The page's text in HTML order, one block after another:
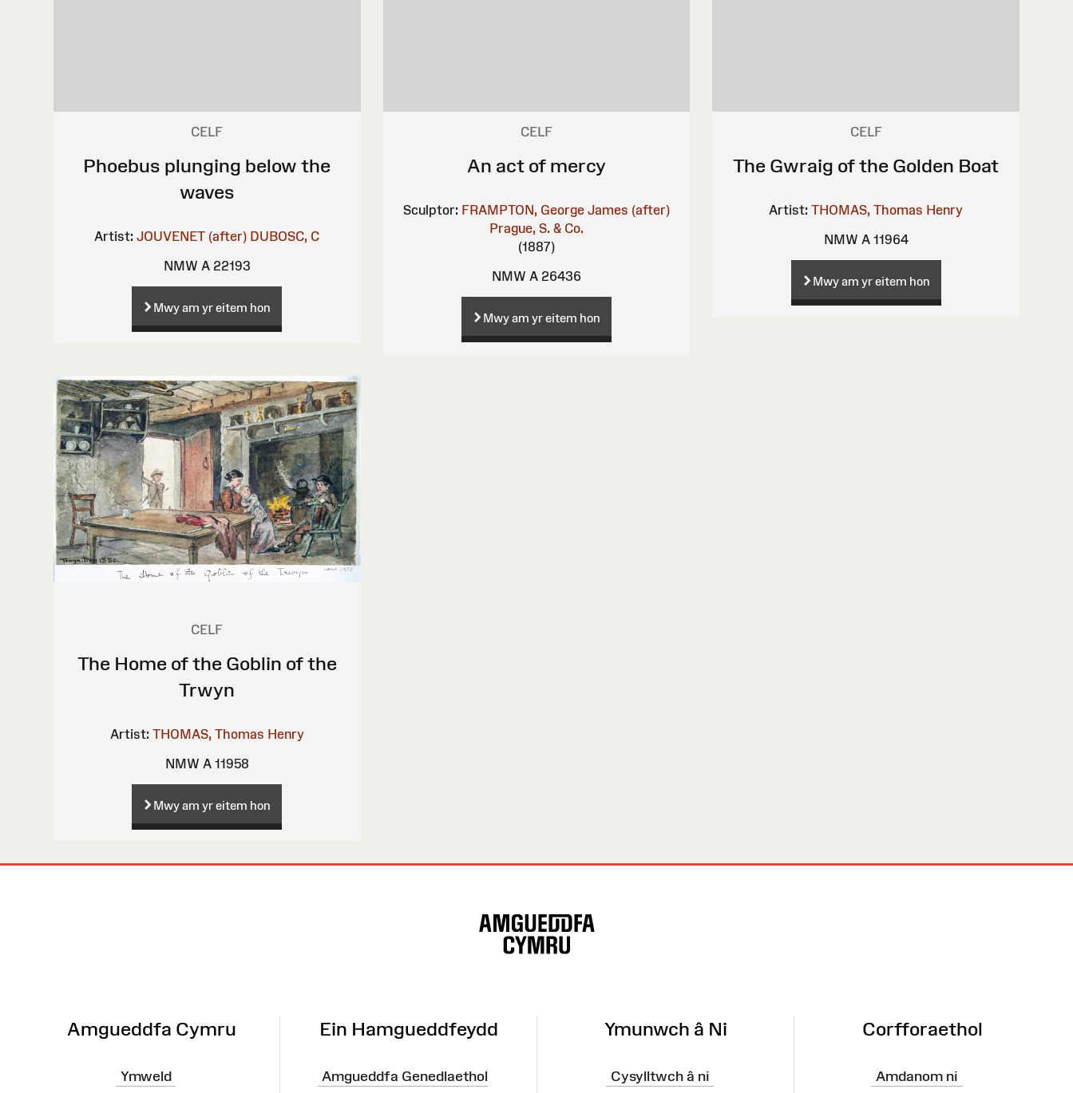
CELF
Phoebus plunging below the
waves
Artist: JOUVENET (after) DUBOSC, C
NMW A 22193
Mwy am yr eitem hon
CELF
An act of mercy
Sculptor: FRAMPTON, George James (after)
Prague, S. & Co.
(1887)
NMW A 26436
Mwy am yr eitem hon
CELF
The Gwraig of the Golden Boat
Artist: THOMAS, Thomas Henry
NMW A 11964
Mwy am yr eitem hon
CELF
The Home of the Goblin of the
Trwyn
Artist: THOMAS, Thomas Henry
NMW A 11958
Mwy am yr eitem hon
Amgueddfa Cymru
Ymweld
Ein Hamgueddfeydd
Amgueddfa Genedlaethol
Ymunwch â Ni
Cysylltwch â ni
Corfforaethol
Amdanom ni